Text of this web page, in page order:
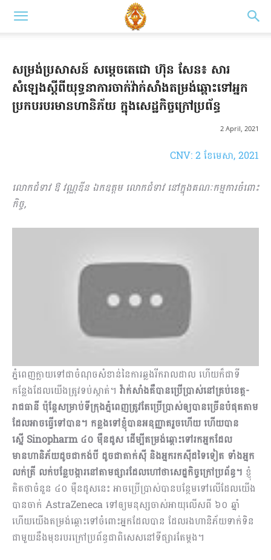
សម្រង់ប្រសាសន៍ សម្តេចតេជោ ហ៊ុន សែន៖ សារ
សំឡេងស្ដីពីយុទ្ធនាការចាក់វ៉ាក់សាំងតម្រង់ឆ្ពោះទៅអ្នក
ប្រកបរបរមានហានិភ័យ ក្នុងសេដ្ឋកិច្ចក្រៅប្រព័ន្ធ
2 April, 2021
CNV: 2 ខែ​មេសា, 2021
លោកជំទាវ ឱ វណ្ណឌីន ឯកឧត្តម លោកជំទាវ នៅក្នុងគណៈកម្មការចំពោះ
កិច្ច,
ភ្នំពេញក្លាយទៅជាចំណុចសំខាន់នៃការឆ្លងរីករាលដាល ហើយក៏ជាទី
កន្លែងដែលយើងត្រូវទប់ស្កាត់។ វ៉ាក់សាំងគឺបានប្រើប្រាស់នៅគ្រប់ខេត្ត-
រាជធានី ប៉ុន្តែសម្រាប់ទីក្រុងភ្នំពេញត្រូវតែប្រើប្រាស់ឲ្យបានច្រើនបំផុតតាម
ដែលអាចធ្វើទៅបាន។ កន្លងទៅខ្ញុំបានអនុញ្ញាតរួចហើយ ហើយបាន
ស្នើ Sinopharm៤០ ម៉ឺនដូស ដើម្បីតម្រង់ឆ្ពោះទៅរកអ្នកដែល
មានហានិភ័យដូចជាកង់បី ដូចជាតាក់ស៊ី និងអ្នករកស៊ីដទៃទៀត ទាំងអ្នក
លក់ត្រី លក់បន្លែបង្ការនៅតាមផ្សារដែលហៅថាសេដ្ឋកិច្ចក្រៅប្រព័ន្ធ។ ខ្ញុំ
គិតថាចំនួន ៤០ ម៉ឺនដូសនេះ អាចប្រើប្រាស់បានបន្ថែមទៅលើដែលយើង
បានចាក់ AstraZeneca ទៅឲ្យមនុស្សចាស់អាយុលើសពី ៦០ ឆ្នាំ
ហើយយើងតម្រង់ឆ្ពោះទៅចំពោះអ្នកដែលបាន ដែលរងហានិភ័យទាក់ទិន
ជាមួយនឹងមុខរបរក្រៅប្រព័ន្ធជាពិសេសនៅទីផ្សារតែម្តង។